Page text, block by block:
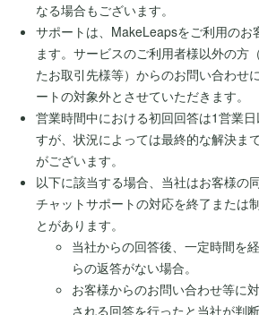
なる場合もございます。
サポートは、MakeLeapsをご利用のお
ます。サービスのご利用者様以外の方
たお取引先様等）からのお問い合わせ
ートの対象外とさせていただきます。
営業時間中における初回回答は1営業
すが、状況によっては最終的な解決ま
がございます。
以下に該当する場合、当社はお客様の
チャットサポートの対応を終了または
とがあります。
当社からの回答後、一定時間を
らの返答がない場合。
お客様からのお問い合わせ等に
される回答を行ったと当社が判断